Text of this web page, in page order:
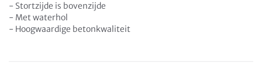
- Stortzijde is bovenzijde
- Met waterhol
- Hoogwaardige betonkwaliteit